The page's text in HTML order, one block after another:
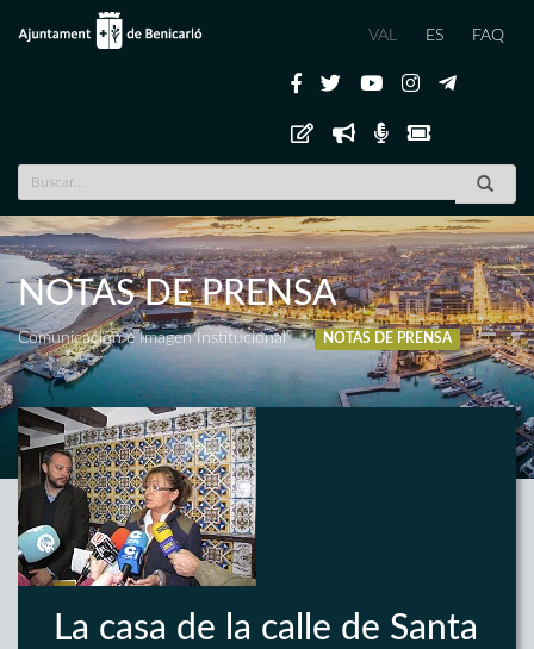
VAL ES FAQ
NOTAS DE PRENSA
Comunicación e Imagen Institucional NOTAS DE PRENSA
La casa de la calle de Santa